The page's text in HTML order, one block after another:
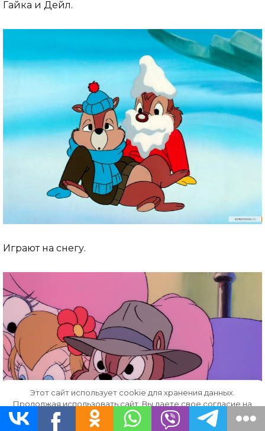
Гайка и Дейл.
Играют на снегу.
Этот сайт использует cookie для хранения данных.
Продолжая использовать сайт, Вы даете свое согласие на
работу с этими файлами.
OK